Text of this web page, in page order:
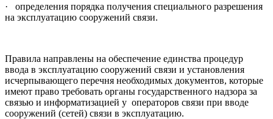
· определения порядка получения специального разрешения
на эксплуатацию сооружений связи.
Правила направлены на обеспечение единства процедур
ввода в эксплуатацию сооружений связи и установления
исчерпывающего перечня необходимых документов, которые
имеют право требовать органы государственного надзора за
связью и информатизацией у операторов связи при вводе
сооружений (сетей) связи в эксплуатацию.